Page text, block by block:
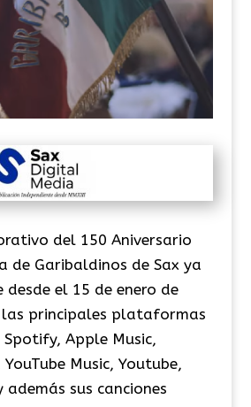
del 150 Aniversario
de Garibaldinos de Sax ya
el 15 de enero de
las principales plataformas
Apple Music,
Music, Youtube,
sus canciones